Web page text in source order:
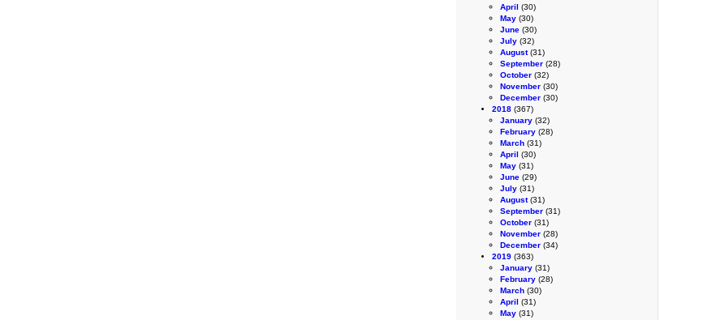
April (30)
May (30)
June (30)
July (32)
August(31)
September (28)
October (32)
November (30)
December (30)
2018 (367)
January (32)
February (28)
March (31)
April (30)
May (31)
June (29)
July (31)
August(31)
September (31)
October (31)
November (28)
December (34)
2019 (363)
January (31)
February (28)
March (30)
April (31)
May (31)